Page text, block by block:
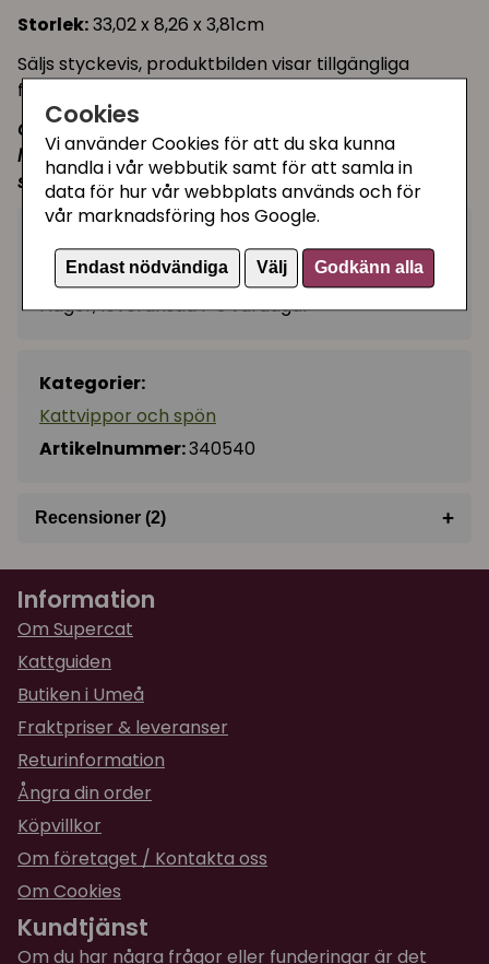
Cookies
Vi använder Cookies för att du ska kunna
handla i vår webbutik samt för att samla in
data för hur vår webbplats används och för
vår marknadsföring hos Google.
Endast nödvändiga Välj Godkänn alla
Storlek:33,02 x 8,26 x 3,81cm
Säljs styckevis, produktbilden visar tillgängliga
färger.
OBS! Ha alltid koll på katten när den leker med
leksaker som dinglar i ett snöre, så att den inte
snurrar in sig och fastnar!
89 kr − + Köp
I lager, leveranstid 1-3 vardagar
Kategorier:
Kattvippor och spön
Artikelnummer:340540
Recensioner (2) +
Linnéa
för 2 år sedan
★★★★★
Eva
för 2 år sedan
Information
Om Supercat
Kattguiden
Butiken i Umeå
Fraktpriser & leveranser
Returinformation
Ångra din order
Köpvillkor
Om företaget / Kontakta oss
Om Cookies
Kundtjänst
Om du har några frågor eller funderingar är det